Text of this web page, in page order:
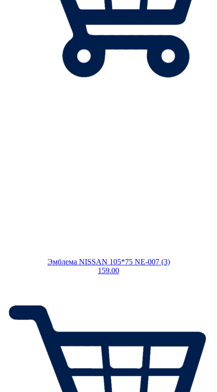
Эмблема NISSAN 105*75 NE-007 (3)
159.00